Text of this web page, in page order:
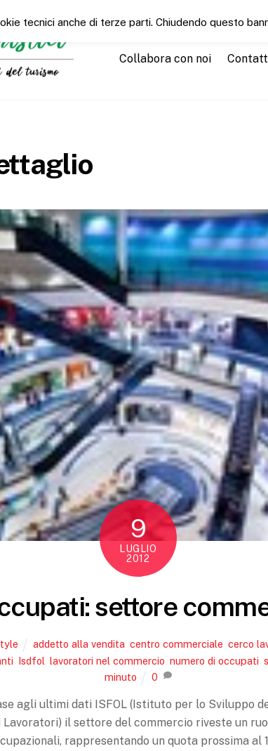
Chi siamo Servizi CT
Collabora con noi
9
LUGLIO
2012
settore
addetto alla vendita centro commerciale cerco
Isdfol ,lavoratori nel commercio ,numero di occupati ,
minuto
0
agli ultimi dati ISFOL (Istituto per lo Sviluppo
Lavoratori) il settore del commercio riveste un
rappresentando un quota prossima
tecnici anche di terze parti. Chiudendo questo